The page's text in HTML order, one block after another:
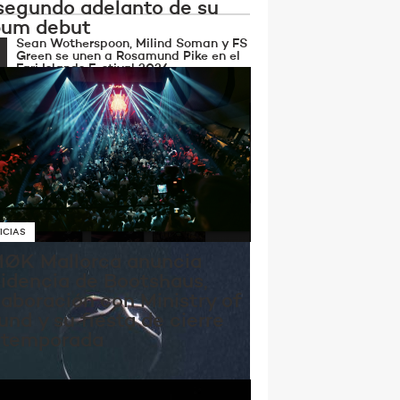
Sean Wotherspoon, Milind Soman y FS
Green se unen a Rosamund Pike en el
Fari Islands Festival 2026
John Digweed enciende la nostalgia
de las pistas tras el anuncio de 'live at
twilo'
adelanto de su
debut
con Ministry of
y su fiesta de cierre